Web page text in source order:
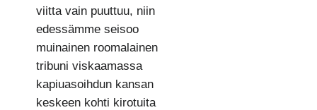
viitta vain puuttuu, niin
edessämme seisoo
muinainen roomalainen
tribuni viskaamassa
kapiuasoihdun kansan
keskeen kohti kirotuita